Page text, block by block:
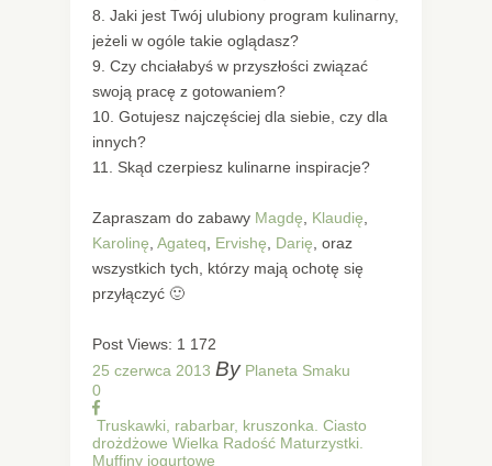
8. Jaki jest Twój ulubiony program kulinarny,
jeżeli w ogóle takie oglądasz?
9. Czy chciałabyś w przyszłości związać
swoją pracę z gotowaniem?
10. Gotujesz najczęściej dla siebie, czy dla
innych?
11. Skąd czerpiesz kulinarne inspiracje?
Zapraszam do zabawy Magdę Klaudię
Karolinę Agateq Ervishę Darię , oraz
wszystkich tych, którzy mają ochotę się
przyłączyć 🙂
Post Views: 1 172
25 czerwca 2013 By Planeta Smaku
0
Truskawki, rabarbar, kruszonka. Ciasto
drożdżowe Wielka Radość Maturzystki.
Muffiny jogurtowe